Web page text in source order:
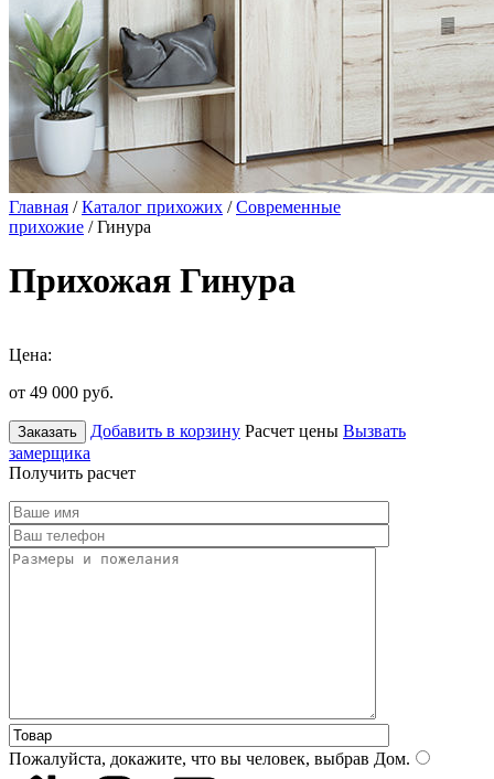
Главная /Каталог прихожих /Современные
прихожие / Гинура
Прихожая Гинура
Цена:
от 49 000 руб.
Заказать Добавить в корзину Расчет цены Вызвать
замерщика
Получить расчет
Пожалуйста, докажите, что вы человек, выбрав Дом.